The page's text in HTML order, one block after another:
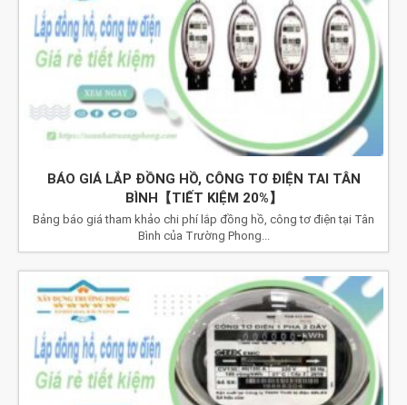
BÁO GIÁ LẮP ĐỒNG HỒ, CÔNG TƠ ĐIỆN TAI TÂN
BÌNH【TIẾT KIỆM 20%】
Bảng báo giá tham khảo chi phí lắp đồng hồ, công tơ điện tại Tân
Bình của Trường Phong...